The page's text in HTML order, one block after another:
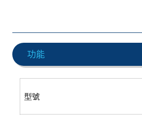
功能
型號